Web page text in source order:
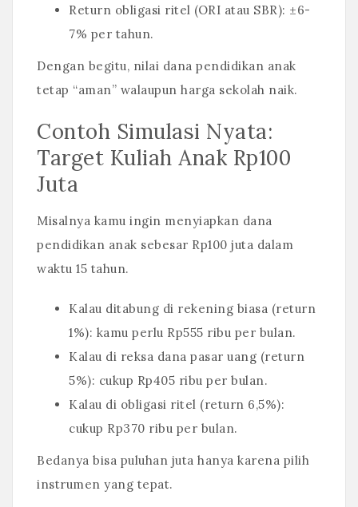
Return obligasi ritel (ORI atau SBR): ±6-
7% per tahun.
Dengan begitu, nilai dana pendidikan anak
tetap “aman” walaupun harga sekolah naik.
Contoh Simulasi Nyata:
Target Kuliah Anak Rp100
Juta
Misalnya kamu ingin menyiapkan dana
pendidikan anak sebesar Rp100 juta dalam
waktu 15 tahun.
Kalau ditabung di rekening biasa (return
1%): kamu perlu Rp555 ribu per bulan.
Kalau di reksa dana pasar uang (return
5%): cukup Rp405 ribu per bulan.
Kalau di obligasi ritel (return 6,5%):
cukup Rp370 ribu per bulan.
Bedanya bisa puluhan juta hanya karena pilih
instrumen yang tepat.